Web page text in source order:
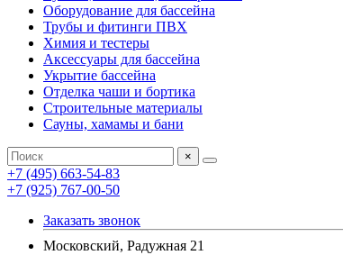
Оборудование для бассейна
Трубы и фитинги ПВХ
Химия и тестеры
Аксессуары для бассейна
Укрытие бассейна
Отделка чаши и бортика
Строительные материалы
Сауны, хамамы и бани
×
+7 (495) 663-54-83
+7 (925) 767-00-50
Заказать звонок
Московский, Радужная 21